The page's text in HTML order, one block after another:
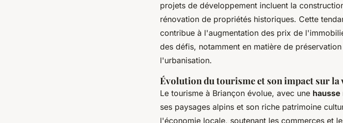
projets de développement incluent la
rénovation de propriétés historiques. Cette
contribue à l'augmentation des prix de
des défis, notamment en matière de
l'urbanisation.
Évolution du tourisme et son impact sur la
Le tourisme à Briançon évolue, avec une hausse
ses paysages alpins et son riche patrimoine
l'économie locale, soutenant les commerces et